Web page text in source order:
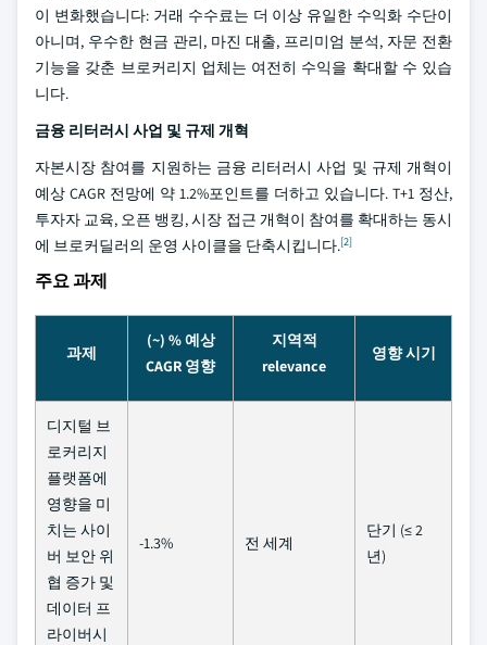
이 변화했습니다: 거래 수수료는 더 이상 유일한 수익화 수단이
아니며, 우수한 현금 관리, 마진 대출, 프리미엄 분석, 자문 전환
기능을 갖춘 브로커리지 업체는 여전히 수익을 확대할 수 있습
니다.
금융 리터러시 사업 및 규제 개혁
자본시장 참여를 지원하는 금융 리터러시 사업 및 규제 개혁이
예상 CAGR 전망에 약 1.2%포인트를 더하고 있습니다. T+1 정산,
투자자 교육, 오픈 뱅킹, 시장 접근 개혁이 참여를 확대하는 동시
에 브로커딜러의 운영 사이클을 단축시킵니다.[2]
주요 과제
과제
(~) % 예상
CAGR 영향
지역적
relevance
영향 시기
디지털 브
로커리지
플랫폼에
영향을 미
치는 사이
버 보안 위
협 증가 및
데이터 프
라이버시
-1.3% 전 세계
단기 (≤ 2
년)